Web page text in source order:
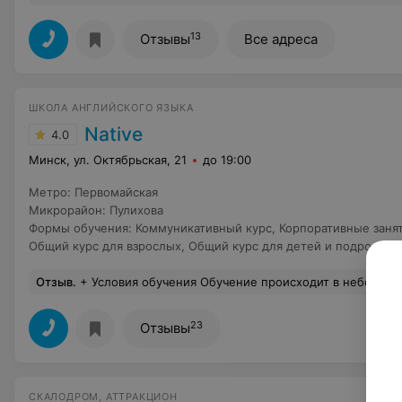
Отзывы13 Все адреса
ШКОЛА АНГЛИЙСКОГО ЯЗЫКА
4.0 Native
Минск, ул. Октябрьская, 21 до 19:00
Метро: Первомайская
Микрорайон: Пулихова
Формы обучения: Коммуникативный курс Корпоративные
Общий курс для взрослых
Общий курс для детей и подростков
Отзыв. + Условия обучения Обучение происходит в небольших группах в живом общении. Обстановка неформальная, располагающая к общению. Отношение всех участников обучения - доброжелательное. + Работа педагога В школе 2 педагога - Джейсон (начинающие), Джеффри (продолжающие). Опыт общения был с каждым из педагогов, но учусь у Джеффри. Общее впечатление - исключительно положительное. Педагоги - интересные личности, что на 80% на мой взгляд и гарантирует успех в обучении. + Доступность материала Всё доступно. Всё в живой форме. Интересные люди, окружающие меня во время обучения = правильно подготовленная среда! + Вывод Советую всем, кто всерьез решил выучить
Отзывы23
СКАЛОДРОМ, АТТРАКЦИОН